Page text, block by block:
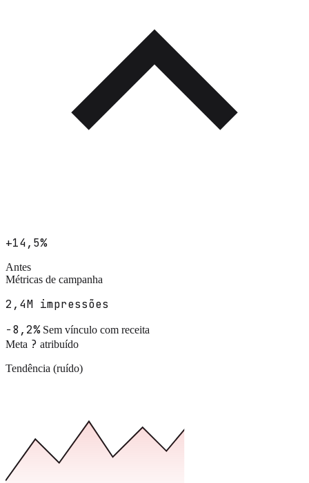
+14,5%
Antes
Métricas de campanha
2,4M impressões
−8,2% Sem vínculo com receita
Meta ? atribuído
Tendência (ruído)